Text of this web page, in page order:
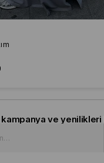
ve yenilikleri